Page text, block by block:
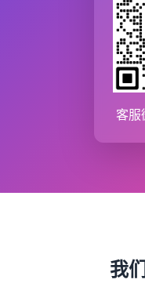
客
我